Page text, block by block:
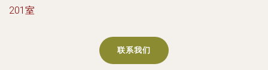
201室
联系我们